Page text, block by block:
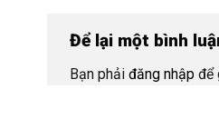
Để lại một bình
Bạn phải đăng nhập để